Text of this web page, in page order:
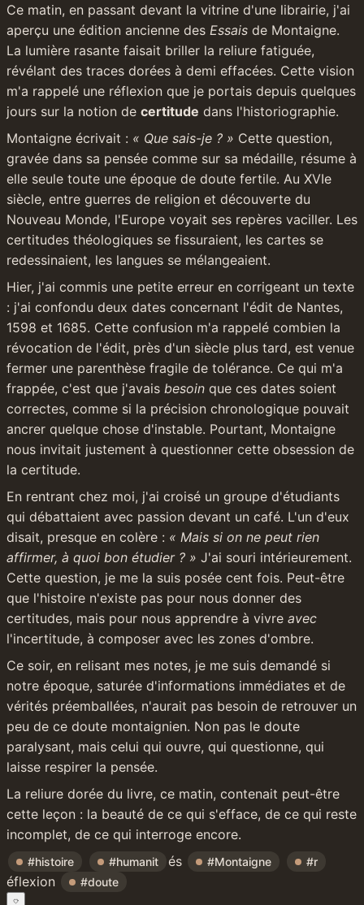
Ce matin, en passant devant la vitrine d'une librairie, j'ai
aperçu une édition ancienne des Essais de Montaigne.
La lumière rasante faisait briller la reliure fatiguée,
révélant des traces dorées à demi effacées. Cette vision
m'a rappelé une réflexion que je portais depuis quelques
jours sur la notion de certitude dans l'historiographie.
Montaigne écrivait : « Que sais-je ? » Cette question,
gravée dans sa pensée comme sur sa médaille, résume à
elle seule toute une époque de doute fertile. Au XVIe
siècle, entre guerres de religion et découverte du
Nouveau Monde, l'Europe voyait ses repères vaciller. Les
certitudes théologiques se fissuraient, les cartes se
redessinaient, les langues se mélangeaient.
Hier, j'ai commis une petite erreur en corrigeant un texte
: j'ai confondu deux dates concernant l'édit de Nantes,
1598 et 1685. Cette confusion m'a rappelé combien la
révocation de l'édit, près d'un siècle plus tard, est venue
fermer une parenthèse fragile de tolérance. Ce qui m'a
frappée, c'est que j'avais besoin que ces dates soient
correctes, comme si la précision chronologique pouvait
ancrer quelque chose d'instable. Pourtant, Montaigne
nous invitait justement à questionner cette obsession de
la certitude.
En rentrant chez moi, j'ai croisé un groupe d'étudiants
qui débattaient avec passion devant un café. L'un d'eux
disait, presque en colère : « Mais si on ne peut rien
affirmer, à quoi bon étudier ? » J'ai souri intérieurement.
Cette question, je me la suis posée cent fois. Peut-être
que l'histoire n'existe pas pour nous donner des
certitudes, mais pour nous apprendre à vivre avec
l'incertitude, à composer avec les zones d'ombre.
Ce soir, en relisant mes notes, je me suis demandé si
notre époque, saturée d'informations immédiates et de
vérités préemballées, n'aurait pas besoin de retrouver un
peu de ce doute montaignien. Non pas le doute
paralysant, mais celui qui ouvre, qui questionne, qui
laisse respirer la pensée.
La reliure dorée du livre, ce matin, contenait peut-être
cette leçon : la beauté de ce qui s'efface, de ce qui reste
incomplet, de ce qui interroge encore.
#histoire #humanit és #Montaigne #r
éflexion #doute